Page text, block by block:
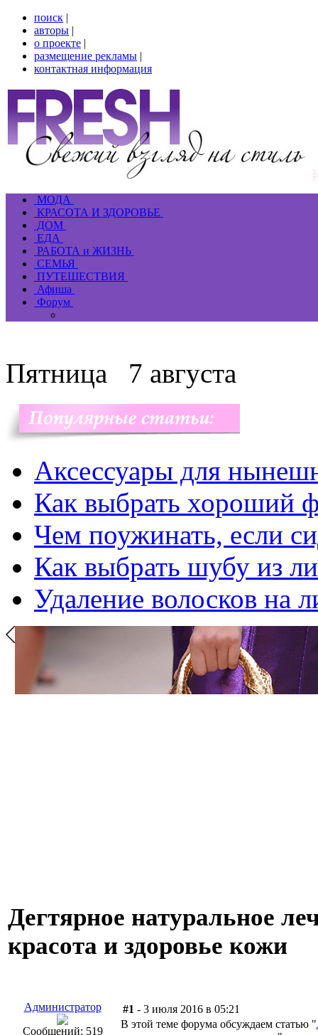
поиск |
авторы |
о проекте |
размещение рекламы |
контактная информация
МОДА
КРАСОТА И ЗДОРОВЬЕ
ДОМ
ЕДА
РАБОТА и ЖИЗНЬ
СЕМЬЯ
ПУТЕШЕСТВИЯ
Афиша
Форум
Пятница 7 августа
Аксессуары для
Как выбрать хороший
Чем поужинать, если
Как выбрать шубу из
Удаление волосков на
Дегтярное натуральное
красота и здоровье кожи
Администратор
Сообщений: 519
#1 - 3 июля 2016 в 05:21
В этой теме форума обсуждаем статью "